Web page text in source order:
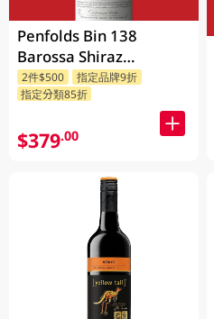
Penfolds Bin 138
Barossa Shiraz
Grenache Mataro
750ML
2件$500
指定品牌9折
指定分類85折
$379.00